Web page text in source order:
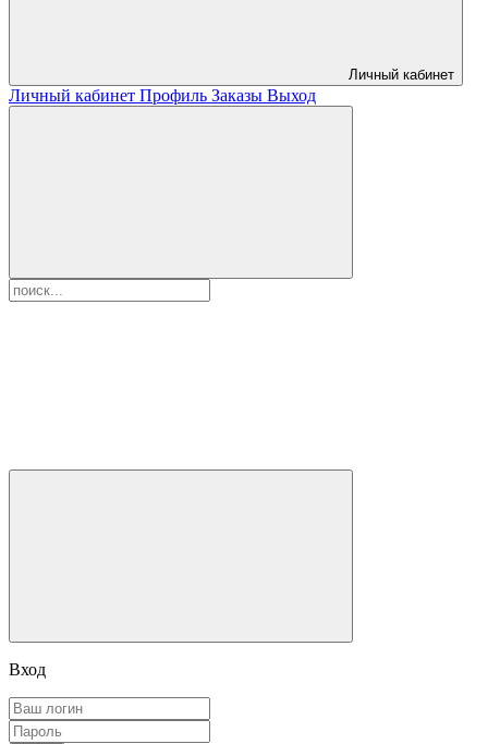
Личный кабинет
Личный кабинет Профиль Заказы Выход
Вход